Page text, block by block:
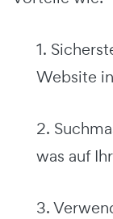
1.
Website
2.
was auf
3.